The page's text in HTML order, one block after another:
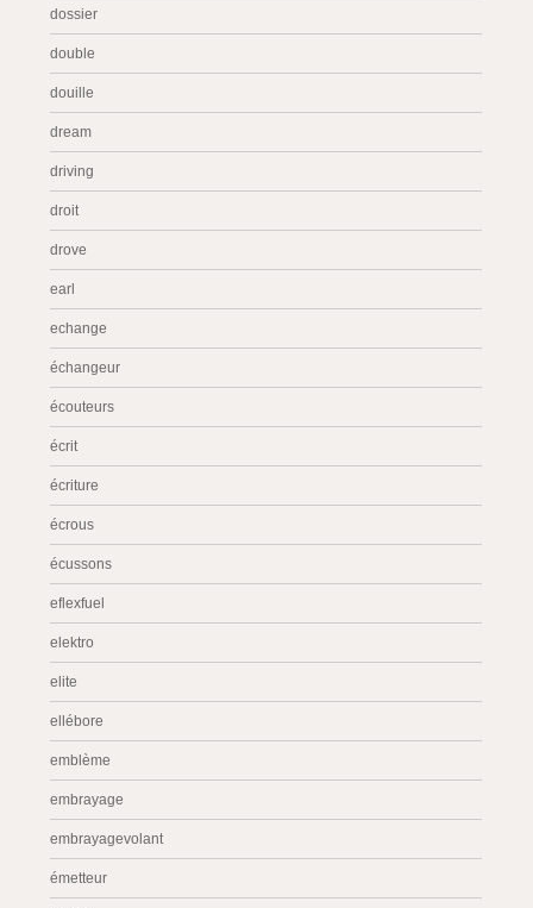
dossier
double
douille
dream
driving
droit
drove
earl
echange
échangeur
écouteurs
écrit
écriture
écrous
écussons
eflexfuel
elektro
elite
ellébore
emblème
embrayage
embrayagevolant
émetteur